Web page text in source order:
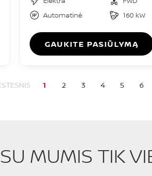
Automatinė
160 kW
GAUKITE PASIŪLYMĄ
1 2 3 4 5 6
MUMIS TIK